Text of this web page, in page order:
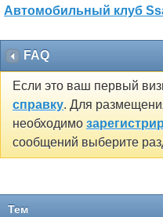
Автомобильный клуб
FAQ
Если это ваш первый
справку. Для
необходимо
сообщений выберите
Тем